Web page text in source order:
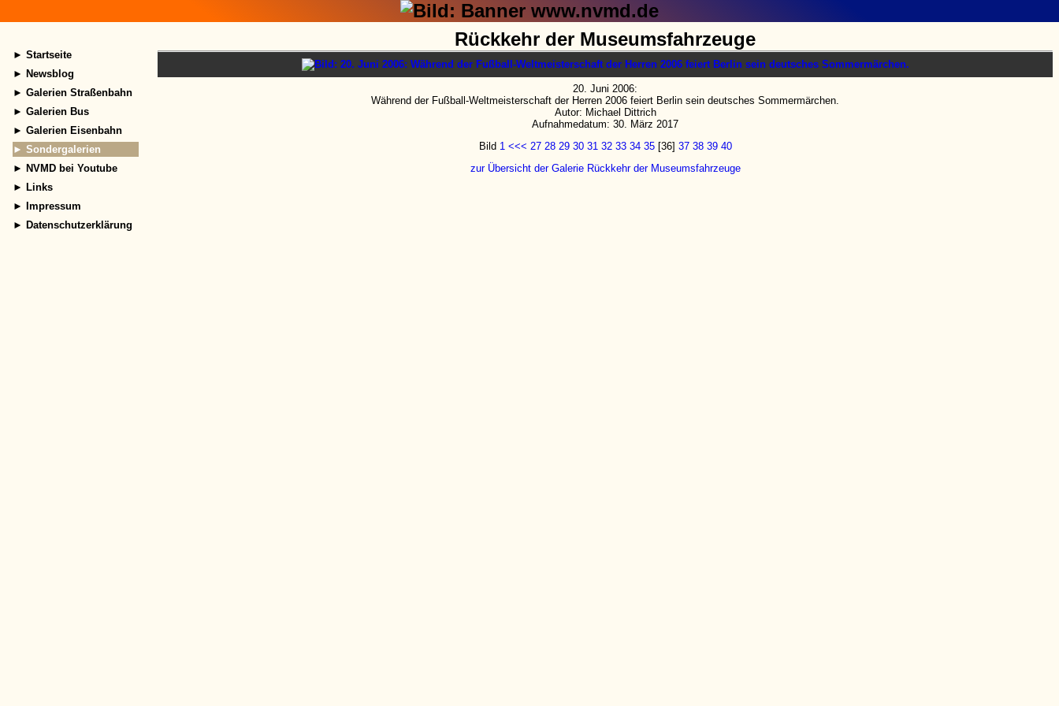
► Startseite
► Newsblog
► Galerien Straßenbahn
► Galerien Bus
► Galerien Eisenbahn
► Sondergalerien
► NVMD bei Youtube
► Links
► Impressum
► Datenschutzerklärung
Rückkehr der Museumsfahrzeuge
20. Juni 2006:
Während der Fußball-Weltmeisterschaft der Herren 2006 feiert Berlin sein deutsches Sommermärchen.
Autor: Michael Dittrich
Aufnahmedatum: 30. März 2017
Bild 1 <<< 27 28 29 30 31 32 33 34 35[36] 37 38 39 40
zur Übersicht der Galerie Rückkehr der Museumsfahrzeuge